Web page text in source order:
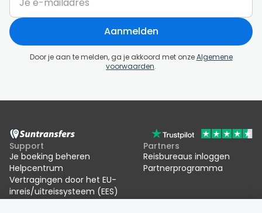
Aanmelden
Door je aan te melden, ga je akkoord met onzeAlgemene
voorwaarden.
Support
Je boeking beheren
Helpcentrum
Vertragingen door het EU-
inreis/uitreissysteem (EES)
Partners
Reisbureaus inloggen
Partnerprogramma